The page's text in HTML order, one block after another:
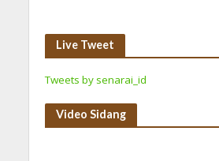
Live Tweet
Tweets by senarai_id
Video Sidang